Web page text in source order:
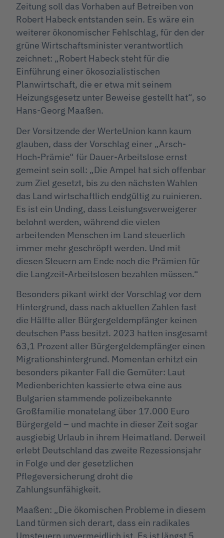
Zeitung soll das Vorhaben auf Betreiben von
Robert Habeck entstanden sein. Es wäre ein
weiterer ökonomischer Fehlschlag, für den der
grüne Wirtschaftsminister verantwortlich
zeichnet: „Robert Habeck steht für die
Einführung einer ökosozialistischen
Planwirtschaft, die er etwa mit seinem
Heizungsgesetz unter Beweise gestellt hat“, so
Hans-Georg Maaßen.
Der Vorsitzende der WerteUnion kann kaum
glauben, dass der Vorschlag einer „Arsch-
Hoch-Prämie“ für Dauer-Arbeitslose ernst
gemeint sein soll: „Die Ampel hat sich offenbar
zum Ziel gesetzt, bis zu den nächsten Wahlen
das Land wirtschaftlich endgültig zu ruinieren.
Es ist ein Unding, dass Leistungsverweigerer
belohnt werden, während die vielen
arbeitenden Menschen im Land steuerlich
immer mehr geschröpft werden. Und mit
diesen Steuern am Ende noch die Prämien für
die Langzeit-Arbeitslosen bezahlen müssen.“
Besonders pikant wirkt der Vorschlag vor dem
Hintergrund, dass nach aktuellen Zahlen fast
die Hälfte aller Bürgergeldempfänger keinen
deutschen Pass besitzt. 2023 hatten insgesamt
63,1 Prozent aller Bürgergeldempfänger einen
Migrationshintergrund. Momentan erhitzt ein
besonders pikanter Fall die Gemüter: Laut
Medienberichten kassierte etwa eine aus
Bulgarien stammende polizeibekannte
Großfamilie monatelang über 17.000 Euro
Bürgergeld – und machte in dieser Zeit sogar
ausgiebig Urlaub in ihrem Heimatland. Derweil
erlebt Deutschland das zweite Rezessionsjahr
in Folge und der gesetzlichen
Pflegeversicherung droht die
Zahlungsunfähigkeit.
Maaßen: „Die ökomischen Probleme in diesem
Land türmen sich derart, dass ein radikales
Umsteuern unvermeidlich ist. Es ist längst 5